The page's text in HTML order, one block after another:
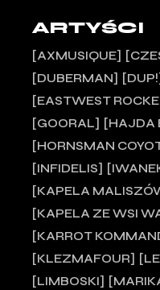
ARTYŚCI
AXMUSIQUE
DUBERMAN
DUP!
EASTWEST
GOORAL
HAJDA
HORNSMAN
INFIDELIS
KAPELA
KAPELA ZE WSI
KARROT
KLEZMAFOUR
LIMBOSKI